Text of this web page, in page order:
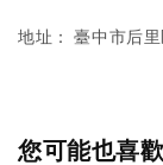
地址 ： 臺中市后
您可能也喜歡